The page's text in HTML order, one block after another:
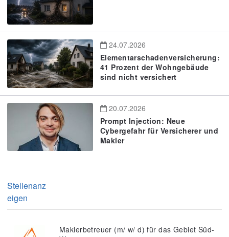
24.07.2026
Elementarschadenversicherung:
41 Prozent der Wohngebäude
sind nicht versichert
20.07.2026
Prompt Injection: Neue
Cybergefahr für Versicherer und
Makler
Stellenanz
eigen
Maklerbetreuer (m/ w/ d) für das Gebiet Süd-